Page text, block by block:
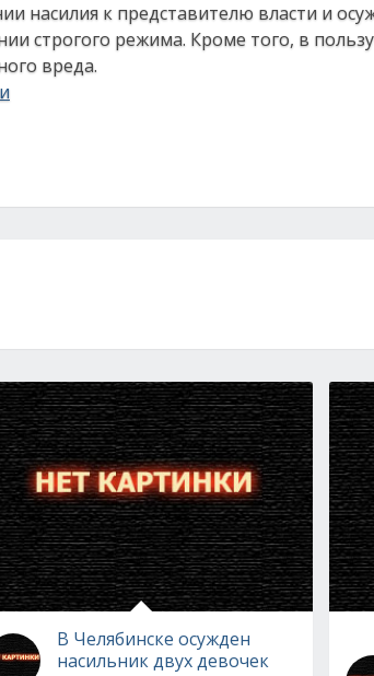
насилия к представителю власти и
строгого режима. Кроме того, в
вреда.
В Челябинске осужден
насильник двух девочек